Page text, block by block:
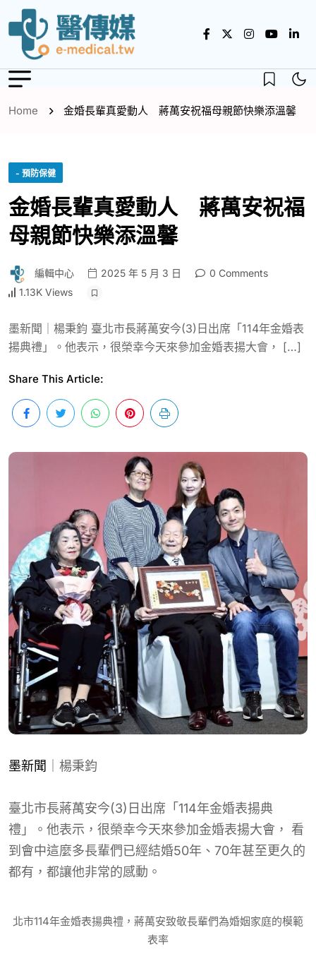
Home 金婚長輩真愛動人 蔣萬安祝福母親節快樂添溫馨
- 預防保健
金婚長輩真愛動人 蔣萬安祝福
母親節快樂添溫馨
編輯中心 2025 年 5 月 3 日
0 Comments
1.13K Views
墨新聞｜楊秉鈞 臺北市長蔣萬安今(3)日出席「114年金婚表
揚典禮」。他表示，很榮幸今天來參加金婚表揚大會， […]
Share This Article:
墨新聞 ｜楊秉鈞
臺北市長蔣萬安今(3)日出席「114年金婚表揚典
禮」。他表示，很榮幸今天來參加金婚表揚大會， 看
到會中這麼多長輩們已經結婚50年、70年甚至更久的
都有，都讓他非常的感動。
北市114年金婚表揚典禮，蔣萬安致敬長輩們為婚姻家庭的模範
表率